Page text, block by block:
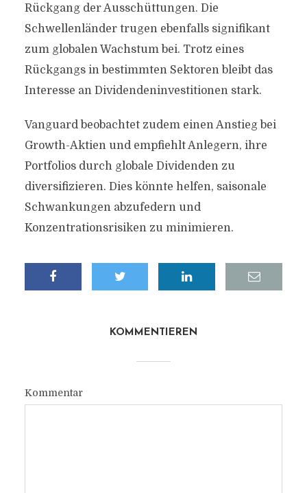
Rückgang der Ausschüttungen. Die
Schwellenländer trugen ebenfalls signifikant
zum globalen Wachstum bei. Trotz eines
Rückgangs in bestimmten Sektoren bleibt das
Interesse an Dividendeninvestitionen stark.
Vanguard beobachtet zudem einen Anstieg bei
Growth-Aktien und empfiehlt Anlegern, ihre
Portfolios durch globale Dividenden zu
diversifizieren. Dies könnte helfen, saisonale
Schwankungen abzufedern und
Konzentrationsrisiken zu minimieren.
KOMMENTIEREN
Kommentar